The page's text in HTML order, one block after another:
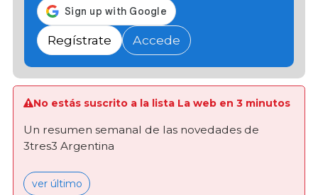
Regístrate Accede
No estás suscrito a la lista La web en 3 minutos
Un resumen semanal de las novedades de
3tres3 Argentina
ver último